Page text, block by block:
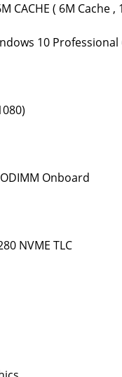
CACHE ( 6M Cache
10 Professional
Onboard
NVME TLC